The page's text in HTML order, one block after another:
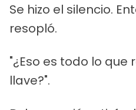
Se hizo el silencio.
resopló.
"¿Eso es todo lo que
llave?".